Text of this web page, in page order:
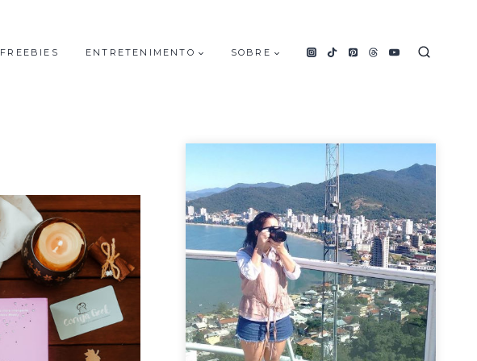
FREEBIES ENTRETENIMENTO SOBRE